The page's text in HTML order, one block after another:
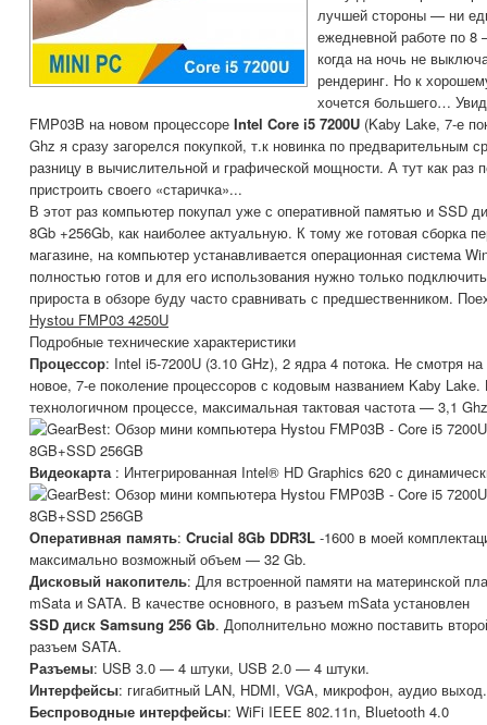
лучшей стороны — ни
ежедневной работе по
когда на ночь не
рендеринг. Но к
хочется большего…
FMP03B на новом процессоре Intel Core i5 7200U (Kaby Lake, 7-е
Ghz я сразу загорелся покупкой, т.к новинка по предварительным
разницу в вычислительной и графической мощности. А тут как раз
пристроить своего «старичка»...
В этот раз компьютер покупал уже с оперативной памятью и SSD
8Gb +256Gb, как наиболее актуальную. К тому же готовая сборка
магазине, на компьютер устанавливается операционная система
полностью готов и для его использования нужно только
прироста в обзоре буду часто сравнивать с предшественником.
Hystou FMP03 4250U
Подробные технические характеристики
Процессор: Intel i5-7200U (3.10 GHz), 2 ядра 4 потока. Не смотря
новое, 7-е поколение процессоров с кодовым названием Kaby
технологичном процессе, максимальная тактовая частота — 3,1
Видеокарта : Интегрированная Intel® HD Graphics 620 с
Оперативная память: Crucial 8Gb DDR3L -1600 в моей
максимально возможный объем — 32 Gb.
Дисковый накопитель: Для встроенной памяти на материнской
mSata и SATA. В качестве основного, в разъем mSata установлен
SSD диск Samsung 256 Gb. Дополнительно можно поставить
разъем SATA.
Разъемы: USB 3.0 — 4 штуки, USB 2.0 — 4 штуки.
Интерфейсы: гигабитный LAN, HDMI, VGA, микрофон, аудио выход.
Беспроводные интерфейсы: WiFi IEEE 802.11n, Bluetooth 4.0